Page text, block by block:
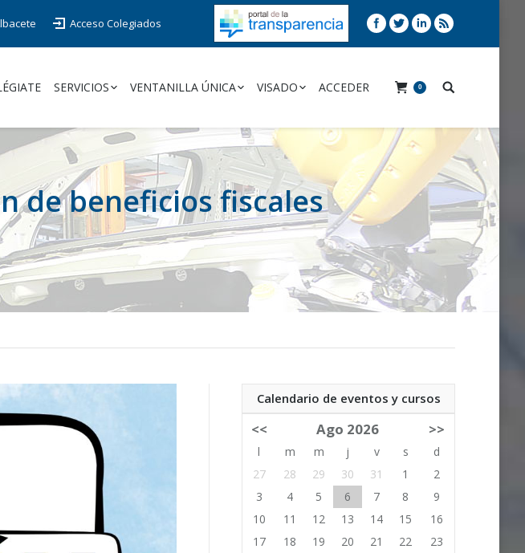
Acceso Colegiados
SERVICIOS VENTANILLA ÚNICA VISADO ACCEDER 0
de beneficios fiscales
Calendario de eventos y cursos
<< Ago 2026 >>
l m m j v s
d
27
28 29 30 31 1
2
3
4 5 6 7 8
9
10
11 12 13 14 15
16
17
18 19 20 21 22
23